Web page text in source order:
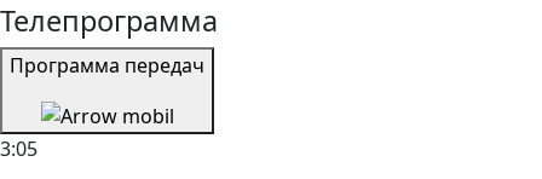
Телепрограмма
Программа передач
3:05